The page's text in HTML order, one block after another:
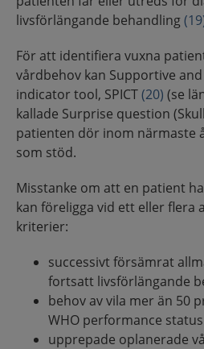
livsförlängande behandling
För att identifiera vuxna
vårdbehov kan Supportive
indicator tool, SPICT(20) (se
kallade Surprise question
patienten dör inom närmaste
som stöd.
Misstanke om att en patient
kan föreligga vid ett eller flera
kriterier:
successivt försämrat
fortsatt livsförlängande
behov av vila mer än 50
WHO performance
upprepade oplanerade